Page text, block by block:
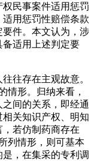
民事案件适用惩罚
用惩罚性赔偿条款
件。本文认为，涉
备适用上述判定要
往存在主观故意。
情形。归纳来看，
间的关系，即经通
关知识产权、明知
若仿制药商存在
列情形，则可基本
，在集采的专利调